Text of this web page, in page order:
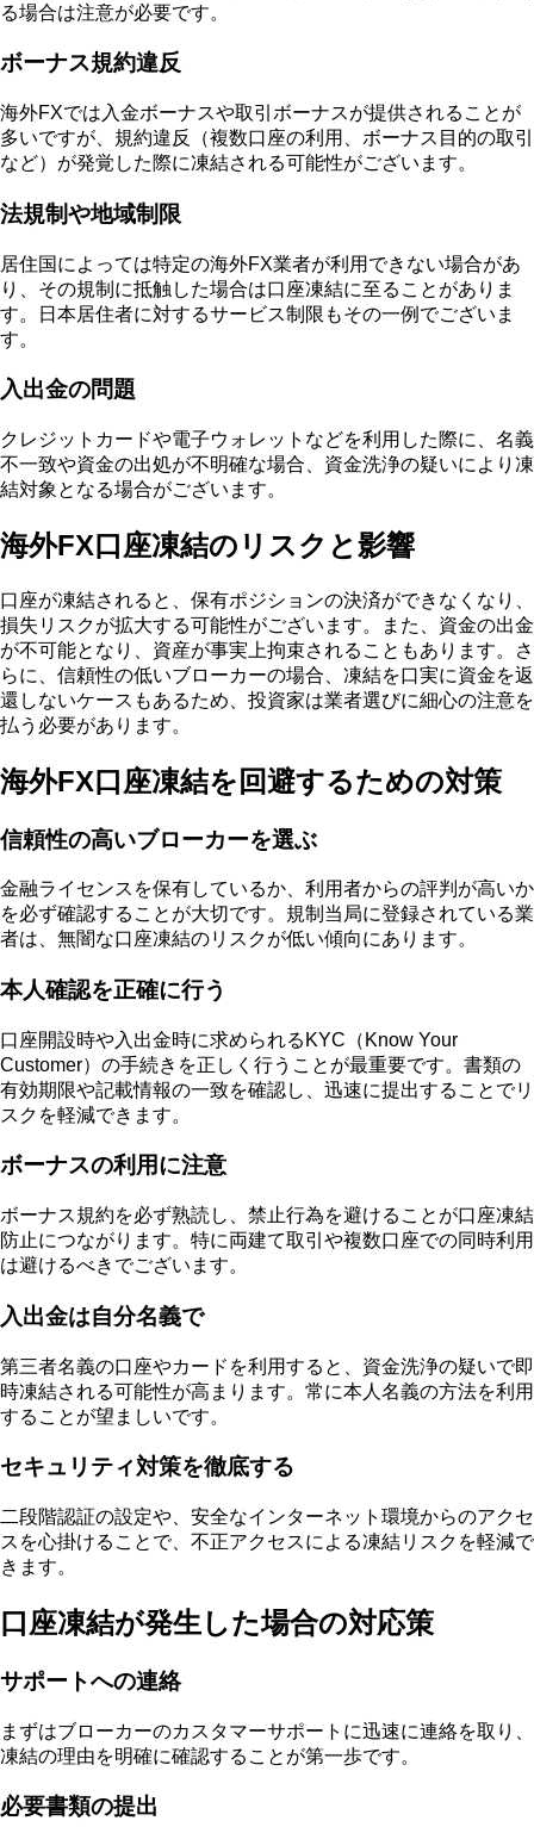
る場合は注意が必要です。
ボーナス規約違反
海外FXでは入金ボーナスや取引ボーナスが提供されることが
多いですが、規約違反（複数口座の利用、ボーナス目的の取引
など）が発覚した際に凍結される可能性がございます。
法規制や地域制限
居住国によっては特定の海外FX業者が利用できない場合があ
り、その規制に抵触した場合は口座凍結に至ることがありま
す。日本居住者に対するサービス制限もその一例でございま
す。
入出金の問題
クレジットカードや電子ウォレットなどを利用した際に、名義
不一致や資金の出処が不明確な場合、資金洗浄の疑いにより凍
結対象となる場合がございます。
海外FX口座凍結のリスクと影響
口座が凍結されると、保有ポジションの決済ができなくなり、
損失リスクが拡大する可能性がございます。また、資金の出金
が不可能となり、資産が事実上拘束されることもあります。さ
らに、信頼性の低いブローカーの場合、凍結を口実に資金を返
還しないケースもあるため、投資家は業者選びに細心の注意を
払う必要があります。
海外FX口座凍結を回避するための対策
信頼性の高いブローカーを選ぶ
金融ライセンスを保有しているか、利用者からの評判が高いか
を必ず確認することが大切です。規制当局に登録されている業
者は、無闇な口座凍結のリスクが低い傾向にあります。
本人確認を正確に行う
口座開設時や入出金時に求められるKYC（Know Your
Customer）の手続きを正しく行うことが最重要です。書類の
有効期限や記載情報の一致を確認し、迅速に提出することでリ
スクを軽減できます。
ボーナスの利用に注意
ボーナス規約を必ず熟読し、禁止行為を避けることが口座凍結
防止につながります。特に両建て取引や複数口座での同時利用
は避けるべきでございます。
入出金は自分名義で
第三者名義の口座やカードを利用すると、資金洗浄の疑いで即
時凍結される可能性が高まります。常に本人名義の方法を利用
することが望ましいです。
セキュリティ対策を徹底する
二段階認証の設定や、安全なインターネット環境からのアクセ
スを心掛けることで、不正アクセスによる凍結リスクを軽減で
きます。
口座凍結が発生した場合の対応策
サポートへの連絡
まずはブローカーのカスタマーサポートに迅速に連絡を取り、
凍結の理由を明確に確認することが第一歩です。
必要書類の提出